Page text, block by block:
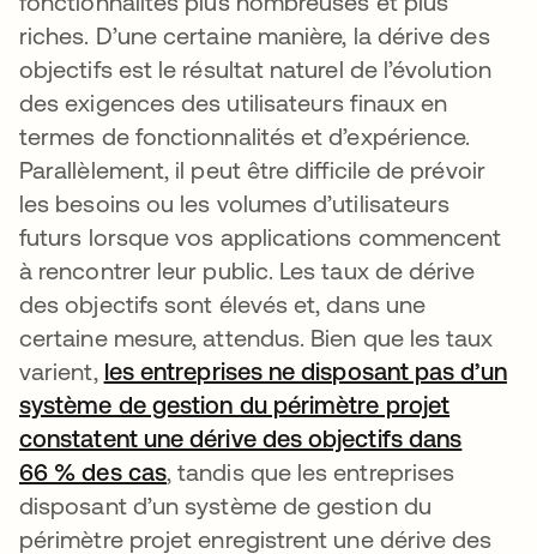
riches. D’une certaine manière, la dérive des
objectifs est le résultat naturel de l’évolution
des exigences des utilisateurs finaux en
termes de fonctionnalités et d’expérience.
Parallèlement, il peut être difficile de prévoir
les besoins ou les volumes d’utilisateurs
futurs lorsque vos applications commencent
à rencontrer leur public. Les taux de dérive
des objectifs sont élevés et, dans une
certaine mesure, attendus. Bien que les taux
varient, les entreprises ne disposant pas d’un
système de gestion du périmètre projet
constatent une dérive des objectifs dans
66 % des cass’ouvre dans un nouvel onglet
, tandis que les entreprises
disposant d’un système de gestion du
périmètre projet enregistrent une dérive des